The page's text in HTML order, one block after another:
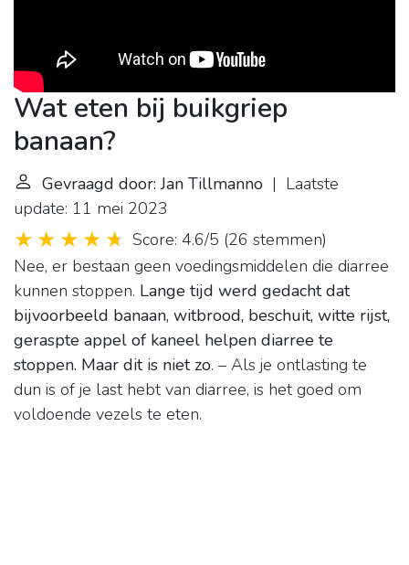
Wat eten bij buikgriep
banaan?
Gevraagd door: Jan Tillmanno | Laatste
update: 11 mei 2023
Score: 4.6/5 (26 stemmen)
Nee, er bestaan geen voedingsmiddelen die diarree
kunnen stoppen. Lange tijd werd gedacht dat
bijvoorbeeld banaan, witbrood, beschuit, witte rijst,
geraspte appel of kaneel helpen diarree te
stoppen. Maar dit is niet zo. – Als je ontlasting te
dun is of je last hebt van diarree, is het goed om
voldoende vezels te eten.